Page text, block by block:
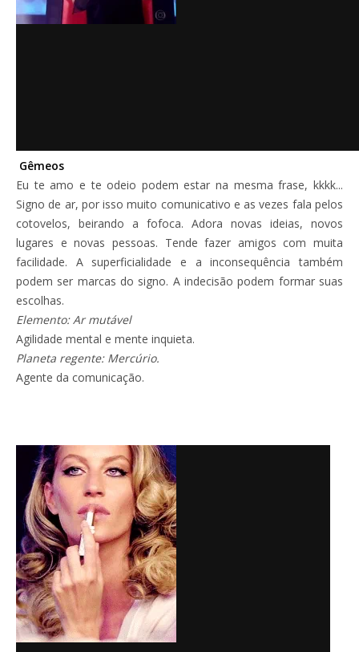
Gêmeos
Eu te amo e te odeio podem estar na mesma frase, kkkk...
Signo de ar, por isso muito comunicativo e as vezes fala pelos
cotovelos, beirando a fofoca. Adora novas ideias, novos
lugares e novas pessoas. Tende fazer amigos com muita
facilidade. A superficialidade e a inconsequência também
podem ser marcas do signo. A indecisão podem formar suas
escolhas.
Elemento: Ar mutável
Agilidade mental e mente inquieta.
Planeta regente: Mercúrio.
Agente da comunicação.